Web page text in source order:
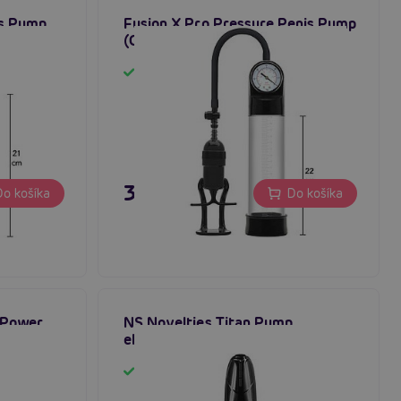
Pump
košíka
Fusion X Pro Pressure Penis Pump
(Clear), pánska vákuová pumpa
39,80 € Do košíka
penis
NS Novelties Titan Pump,
elektrická pumpa na penis